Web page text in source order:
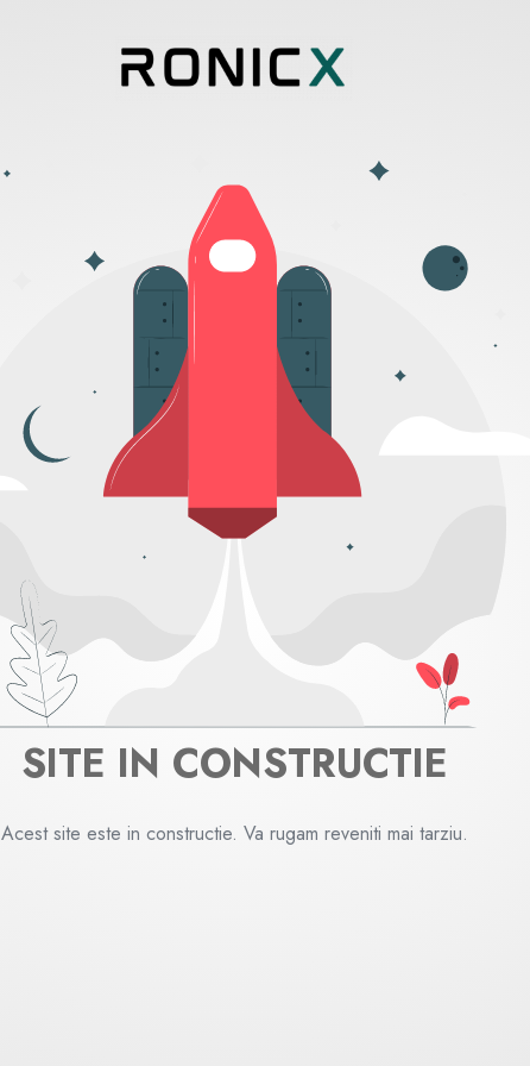
SITE IN CONSTRUCTIE
Acest site este in constructie. Va rugam reveniti mai tarziu.